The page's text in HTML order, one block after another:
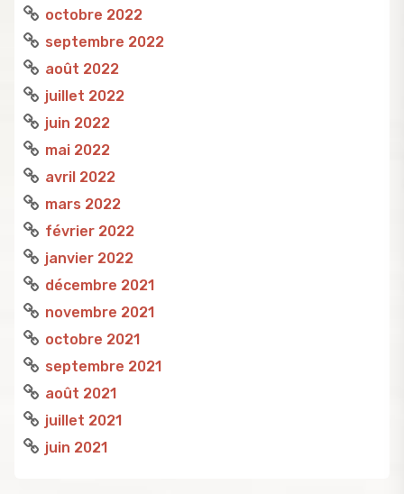
octobre 2022
septembre 2022
août 2022
juillet 2022
juin 2022
mai 2022
avril 2022
mars 2022
février 2022
janvier 2022
décembre 2021
novembre 2021
octobre 2021
septembre 2021
août 2021
juillet 2021
juin 2021